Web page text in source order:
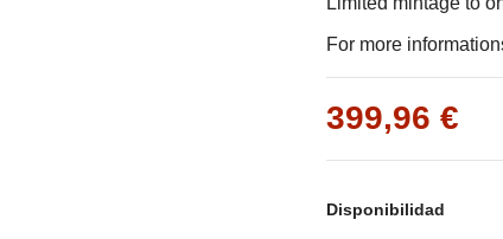
For more
399,96 €
Disponibilidad